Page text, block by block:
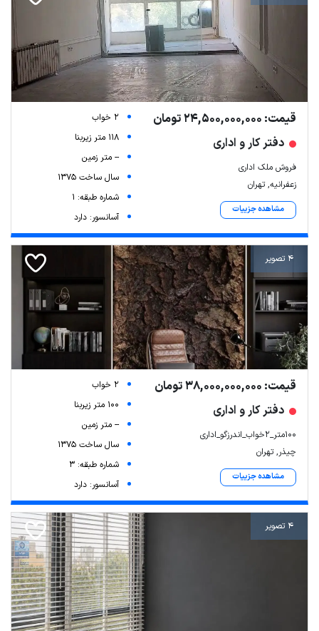
قیمت: 24,500,000,000 تومان
دفتر کار و اداری
فروش ملک اداری
زعفرانیه, تهران
مشاهده جزییات
2 خواب
118 متر زیربنا
-- متر زمین
سال ساخت 1375
شماره طبقه: 1
آسانسور: دارد
4 تصویر
قیمت: 38,000,000,000 تومان
دفتر کار و اداری
۱۰۰متر_۲خواب_اندرزگو_اداری
چیذر, تهران
مشاهده جزییات
2 خواب
100 متر زیربنا
-- متر زمین
سال ساخت 1375
شماره طبقه: 3
آسانسور: دارد
4 تصویر